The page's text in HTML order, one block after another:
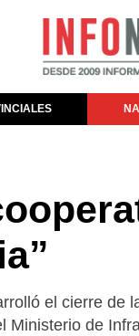
el cierre de
Ministerio de